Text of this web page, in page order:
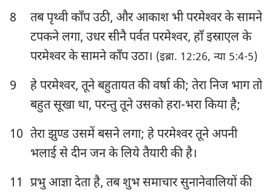
8
तब पृथ्वी काँप उठी, और आकाश भी परमेश्‍वर के सामने
टपकने लगा, उधर सीनै पर्वत परमेश्‍वर, हाँ इस्राएल के
परमेश्‍वर के सामने काँप उठा। (इब्रा. 12:26, न्या 5:4-5)
9
हे परमेश्‍वर, तूने बहुतायत की वर्षा की; तेरा निज भाग तो
बहुत सूखा था, परन्तु तूने उसको हरा-भरा किया है;
10 तेरा झुण्ड उसमें बसने लगा; हे परमेश्‍वर तूने अपनी
भलाई से दीन जन के लिये तैयारी की है।
11
प्रभु आज्ञा देता है, तब शुभ समाचार सुनानेवालियों की